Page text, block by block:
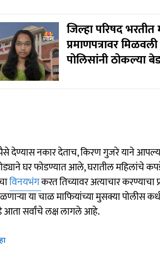
जिल्हा परिषद भरतीत
प्रमाणपत्रावर
पोलिसांनी ठोकल्या
देण्यास नकार देताच, किरण गुजरे याने
घर फोडण्यात आले, घरातील महिलांचे
विनयभंगकरत तिच्यावर अत्याचार करण्याचा
या चाळ माफियांच्या मुसक्या पोलीस
आता सर्वांचे लक्ष लागले आहे.